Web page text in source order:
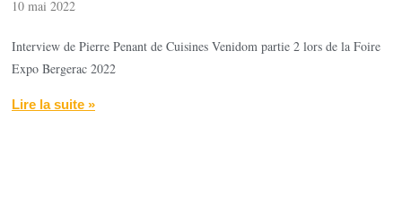
10 mai 2022
Interview de Pierre Penant de Cuisines Venidom partie 2 lors de la Foire
Expo Bergerac 2022
Lire la suite »